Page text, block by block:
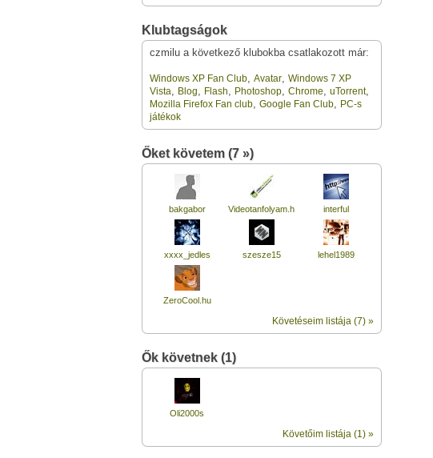
Klubtagságok
czmilu a következő klubokba csatlakozott már:
Windows XP Fan Club, Avatar, Windows 7 XP
Vista, Blog, Flash, Photoshop, Chrome, uTorrent,
Mozilla Firefox Fan club, Google Fan Club, PC-s
játékok
Őket követem (7 »)
bakgabor Videotanfolyam.hu interful
xxxx_jedles szesze15 lehel1989
ZeroCool.hu
Követéseim listája (7) »
Ők követnek (1)
Oli2000s
Követőim listája (1) »